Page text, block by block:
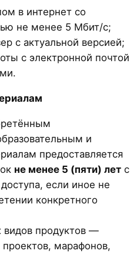
в интернет со
не менее 5 Мбит/с;
с актуальной версией;
с электронной почтой
и
предоставляется
не менее 5 (пяти) лет с
если иное не
конкретного
видов продуктов —
марафонов,